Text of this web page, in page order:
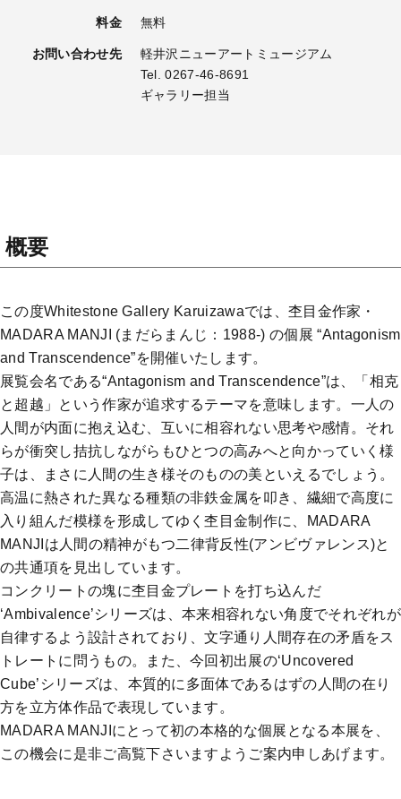
料金 無料
お問い合わせ先
軽井沢ニューアートミュージアム
Tel. 0267-46-8691
ギャラリー担当
概要
この度Whitestone Gallery Karuizawaでは、杢目金作家・
MADARA MANJI (まだらまんじ：1988-) の個展 “Antagonism
and Transcendence”を開催いたします。
展覧会名である“Antagonism and Transcendence”は、「相克
と超越」という作家が追求するテーマを意味します。一人の
人間が内面に抱え込む、互いに相容れない思考や感情。それ
らが衝突し拮抗しながらもひとつの高みへと向かっていく様
子は、まさに人間の生き様そのものの美といえるでしょう。
高温に熱された異なる種類の非鉄金属を叩き、繊細で高度に
入り組んだ模様を形成してゆく杢目金制作に、MADARA
MANJIは人間の精神がもつ二律背反性(アンビヴァレンス)と
の共通項を見出しています。
コンクリートの塊に杢目金プレートを打ち込んだ
‘Ambivalence’シリーズは、本来相容れない角度でそれぞれが
自律するよう設計されており、文字通り人間存在の矛盾をス
トレートに問うもの。また、今回初出展の‘Uncovered
Cube’シリーズは、本質的に多面体であるはずの人間の在り
方を立方体作品で表現しています。
MADARA MANJIにとって初の本格的な個展となる本展を、
この機会に是非ご高覧下さいますようご案内申しあげます。